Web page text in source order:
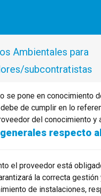
Ambientales para
subcontratistas
se pone en conocimiento
de cumplir en lo
del conocimiento y
respecto
el proveedor está
la correcta
de instalaciones,